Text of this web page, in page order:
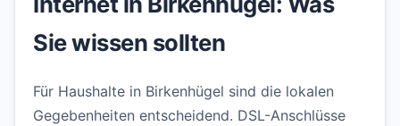
Sie wissen sollten
Für Haushalte in Birkenhügel sind die lokalen
Gegebenheiten entscheidend. DSL-Anschlüsse